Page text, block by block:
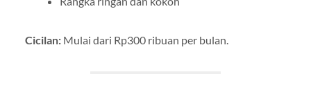
Cicilan:Mulai dari Rp300 ribuan per bulan.